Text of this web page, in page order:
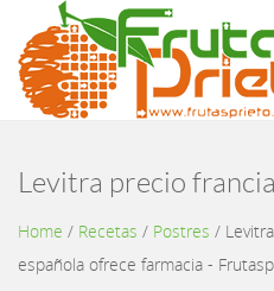
Levitra precio francia
Home / Recetas / Postres /
española ofrece farmacia -